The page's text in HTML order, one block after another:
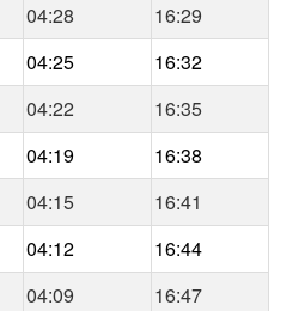
04:28
16:29
04:25
16:32
04:22
16:35
04:19
16:38
04:15
16:41
04:12
16:44
04:09
16:47